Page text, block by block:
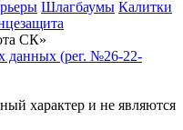
Шлагбаумы Калитки
СК»
данных (рег. №26-22-
характер и не являются